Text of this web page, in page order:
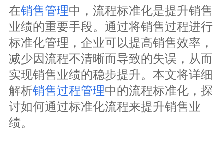
在销售管理中，流程标准化是提升销售
业绩的重要手段。通过将销售过程进行
标准化管理，企业可以提高销售效率，
减少因流程不清晰而导致的失误，从而
实现销售业绩的稳步提升。本文将详细
解析销售过程管理中的流程标准化，探
讨如何通过标准化流程来提升销售业
绩。